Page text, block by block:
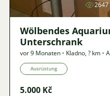
2647
Wölbendes
Unterschrank
vor 9 Monaten • Kladno,? km •
Ausrüstung
5.000 Kč